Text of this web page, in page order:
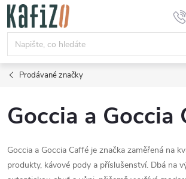
Přejít
obsah
Prodávané značky
Goccia a Goccia
Goccia a Goccia Caffé je značka zaměřená na
produkty, kávové pody a příslušenství. Dbá na